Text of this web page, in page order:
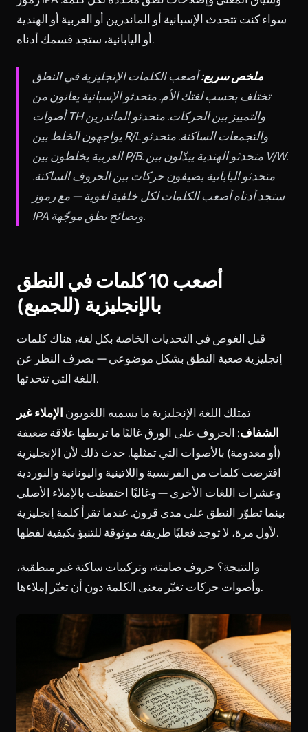
سواء كنت تتحدث الإسبانية أو الماندرين أو العربية أو الهندية
أو اليابانية، ستجد قسمك أدناه.
ملخص سريع:أصعب الكلمات الإنجليزية في النطق
تختلف بحسب لغتك الأم. متحدثو الإسبانية يعانون من
أصوات TH والتمييز بين الحركات. متحدثو الماندرين
يواجهون الخلط بين R/L والتجمعات الساكنة. متحدثو
العربية يخلطون بين P/B. متحدثو الهندية يبدّلون بين V/W.
متحدثو اليابانية يضيفون حركات بين الحروف الساكنة.
ستجد أدناه أصعب الكلمات لكل خلفية لغوية — مع رموز
IPA ونصائح نطق موجّهة.
أصعب 10 كلمات في النطق
بالإنجليزية (للجميع)
قبل الغوص في التحديات الخاصة بكل لغة، هناك كلمات
إنجليزية صعبة النطق بشكل موضوعي — بصرف النظر عن
اللغة التي تتحدثها.
تمتلك اللغة الإنجليزية ما يسميه اللغويون الإملاء غير
الشفاف: الحروف على الورق غالبًا ما تربطها علاقة ضعيفة
(أو معدومة) بالأصوات التي تمثلها. حدث ذلك لأن الإنجليزية
اقترضت كلمات من الفرنسية واللاتينية واليونانية والنوردية
وعشرات اللغات الأخرى — وغالبًا احتفظت بالإملاء الأصلي
بينما تطوّر النطق على مدى قرون. عندما تقرأ كلمة إنجليزية
لأول مرة، لا توجد فعليًا طريقة موثوقة للتنبؤ بكيفية لفظها.
والنتيجة؟ حروف صامتة، وتركيبات ساكنة غير منطقية،
وأصوات حركات تغيّر معنى الكلمة دون أن تغيّر إملاءها.